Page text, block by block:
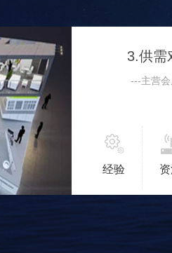
3.供需
---主营
经验